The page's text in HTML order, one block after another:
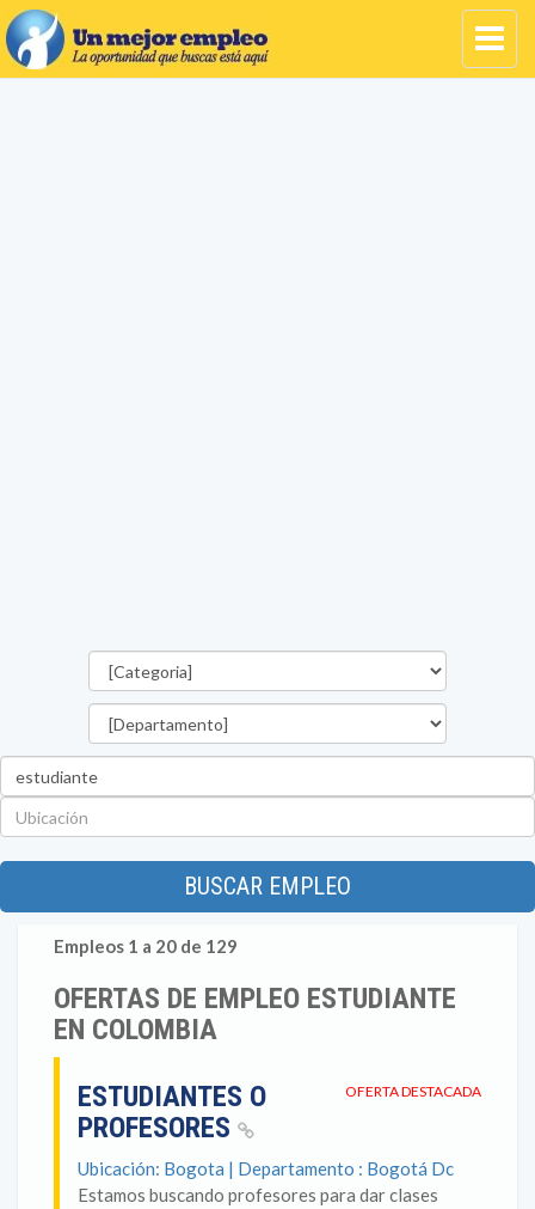
BUSCAR EMPLEO
Empleos 1 a 20 de 129
OFERTAS DE EMPLEO ESTUDIANTE
EN COLOMBIA
OFERTA DESTACADA
ESTUDIANTES O
PROFESORES
Ubicación: Bogota | Departamento : Bogotá Dc
Estamos buscando profesores para dar clases